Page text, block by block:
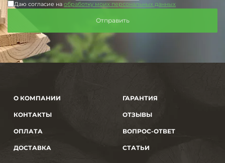
Даю согласие на обработку моих персональных данных
О КОМПАНИИ
КОНТАКТЫ
ОПЛАТА
ДОСТАВКА
ГАРАНТИЯ
ОТЗЫВЫ
ВОПРОС-ОТВЕТ
СТАТЬИ